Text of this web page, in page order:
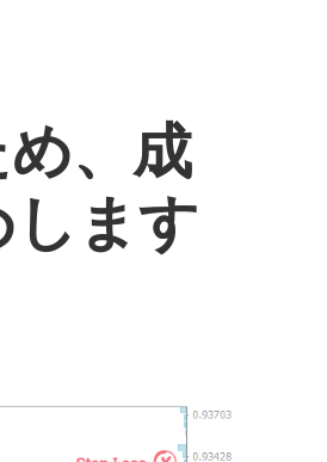
、成
ます